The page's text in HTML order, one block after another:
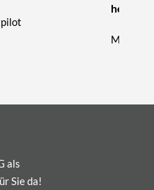
Michael,
als
Sie da!